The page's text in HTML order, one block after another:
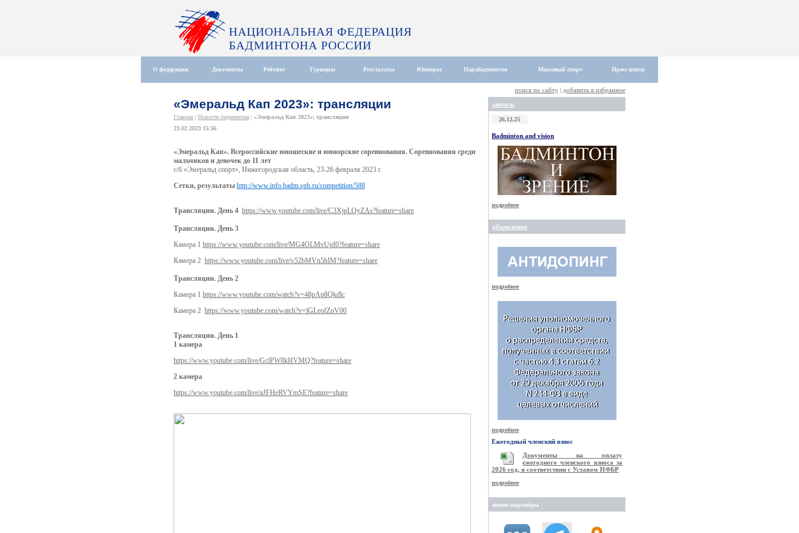
НАЦИОНАЛЬНАЯ ФЕДЕРАЦИЯ
БАДМИНТОНА РОССИИ
О федерации Документы Рейтинг Турниры Результаты Юниоры Парабадминтон Массовый спорт Пресс-центр
поиск по сайту | добавить в избранное
«Эмеральд Кап 2023»: трансляции
Главная | Новости бадминтона | «Эмеральд Кап 2023»: трансляции
23.02.2023 15:56
«Эмеральд Кап». Всероссийские юношеские и юниорские соревнования. Соревнования среди
мальчиков и девочек до 11 лет
с/б «Эмеральд спорт», Нижегородская область, 23-26 февраля 2023 г.
Сетки, результаты http://www.info.badm.spb.ru/competition/588
Трансляции. День 4 https://www.youtube.com/live/C3XjpLOyZAs?feature=share
Трансляции. День 3
Камера 1 https://www.youtube.com/live/MG4OLMvUpI0?feature=share
Камера 2 https://www.youtube.com/live/v52bMVn5hIM?feature=share
Трансляции. День 2
Камера 1 https://www.youtube.com/watch?v=48pAp8Qkdlc
Камера 2 https://www.youtube.com/watch?v=lGLeofZoV00
Трансляции. День 1
1 камера
https://www.youtube.com/live/GclPW8kHVMQ?feature=share
2 камера
https://www.youtube.com/live/aJFHeRVYmSE?feature=share
анонсы
26.12.25
Badminton and vision
подробнее
объявления
подробнее
подробнее
Ежегодный членский взнос
Документы на оплату
ежегодного членского взноса за
2026 год, в соответствии с Уставом НФБР
подробнее
наши партнёры